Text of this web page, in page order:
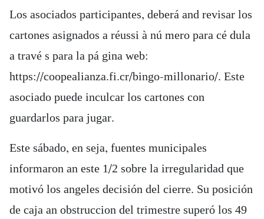
Los asociados participantes, deberá and revisar los
cartones asignados a réussi à nú mero para cé dula
a travé s para la pá gina web:
https://coopealianza.fi.cr/bingo-millonario/. Este
asociado puede inculcar los cartones con
guardarlos para jugar.
Este sábado, en seja, fuentes municipales
informaron an este 1/2 sobre la irregularidad que
motivó los angeles decisión del cierre. Su posición
de caja an obstruccion del trimestre superó los 49